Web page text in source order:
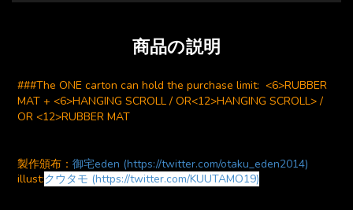
商品の説明
###The ONE carton can hold the purchase limit: <6>RUBBER
MAT + <6>HANGING SCROLL / OR<12>HANGING SCROLL> /
OR <12>RUBBER MAT
製作頒布： 御宅eden (https://twitter.com/otaku_eden2014)
illust:クウタモ (https://twitter.com/KUUTAMO19)